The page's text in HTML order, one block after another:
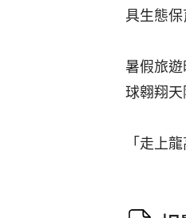
具生態
暑假旅
球翱翔
「走上